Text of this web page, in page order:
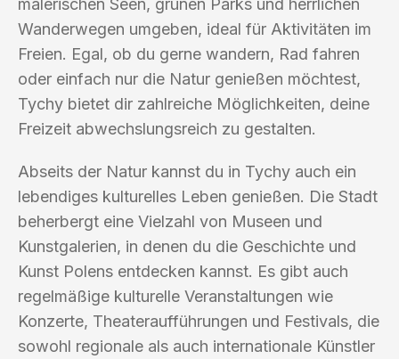
malerischen Seen, grünen Parks und herrlichen
Wanderwegen umgeben, ideal für Aktivitäten im
Freien. Egal, ob du gerne wandern, Rad fahren
oder einfach nur die Natur genießen möchtest,
Tychy bietet dir zahlreiche Möglichkeiten, deine
Freizeit abwechslungsreich zu gestalten.
Abseits der Natur kannst du in Tychy auch ein
lebendiges kulturelles Leben genießen. Die Stadt
beherbergt eine Vielzahl von Museen und
Kunstgalerien, in denen du die Geschichte und
Kunst Polens entdecken kannst. Es gibt auch
regelmäßige kulturelle Veranstaltungen wie
Konzerte, Theateraufführungen und Festivals, die
sowohl regionale als auch internationale Künstler